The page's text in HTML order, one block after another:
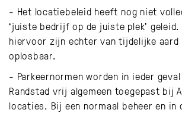
- Het locatiebeleid heeft nog niet
‘juiste bedrijf op de juiste plek’ geleid.
hiervoor zijn echter van tijdelijke
oplosbaar.
- Parkeernormen worden in ieder
Randstad vrij algemeen toegepast bij
locaties. Bij een normaal beheer en